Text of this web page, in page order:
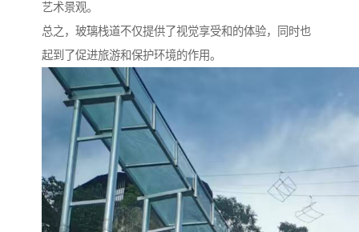
艺术景观。
总之，玻璃栈道不仅提供了视觉享受和的体验，同时也
起到了促进旅游和保护环境的作用。